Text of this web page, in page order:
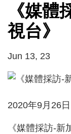
《媒
視台》
Jun 13, 23
2020年9月26
《媒體採訪-新